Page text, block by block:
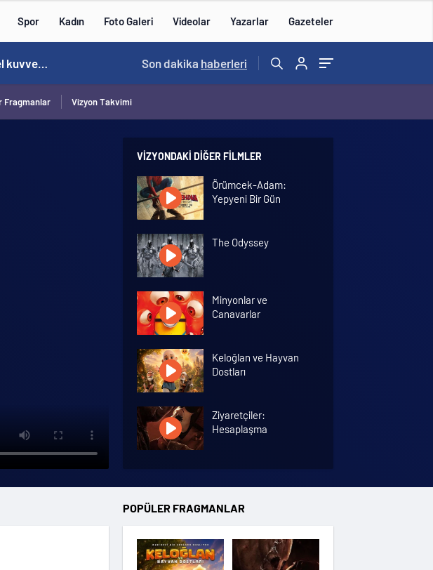
Spor Kadın Foto Galeri Videolar Yazarlar Gazeteler
Norweç silahlı kuvvetleri kadınlardan oluşan özel kuvvetler eğitimlerini başlattı. 15:20 /
Son dakika haberleri
Fragmanlar Vizyon Takvimi
VIZYONDAKI DIĞER FILMLER
Örümcek-Adam:
Yepyeni Bir Gün
The Odyssey
Minyonlar ve
Canavarlar
Keloğlan ve Hayvan
Dostları
Ziyaretçiler:
Hesaplaşma
Zaman Yolcusu 4
POPÜLER FRAGMANLAR